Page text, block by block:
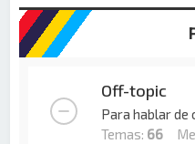
Off-topic
Para hablar
Temas: 66